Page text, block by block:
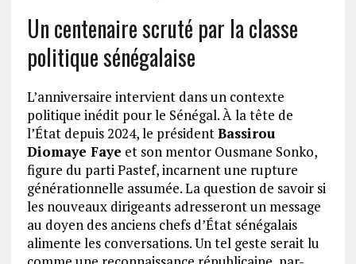
Un centenaire scruté par la classe
politique sénégalaise
L’anniversaire intervient dans un contexte
politique inédit pour le Sénégal. À la tête de
l’État depuis 2024, le présidentBassirou
Diomaye Faye et son mentor Ousmane Sonko,
figure du parti Pastef, incarnent une rupture
générationnelle assumée. La question de savoir si
les nouveaux dirigeants adresseront un message
au doyen des anciens chefs d’État sénégalais
alimente les conversations. Un tel geste serait lu